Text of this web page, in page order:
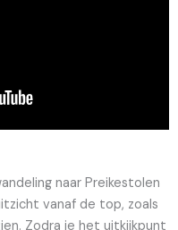
naar Preikestolen
vanaf de top, zoals
Zodra je het uitkijkpunt